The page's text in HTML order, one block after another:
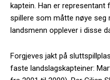
kaptein. Han er representant
spillere som måtte nøye seg
landsmenn opplever i disse
Forgjeves jakt på
faste landslagskapteiner: